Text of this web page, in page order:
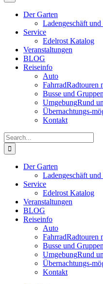
Der Garten
Ladengeschäft
Service
Edelrost Katalog
Veranstaltungen
BLOG
Reiseinfo
Auto
FahrradRadtouren
Busse und
UmgebungRund
Übernachtungs-
Kontakt
Search
for:
Der Garten
Ladengeschäft
Service
Edelrost Katalog
Veranstaltungen
BLOG
Reiseinfo
Auto
FahrradRadtouren
Busse und
UmgebungRund
Übernachtungs-
Kontakt